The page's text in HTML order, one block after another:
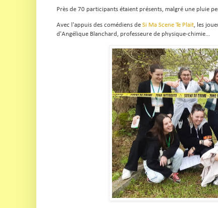
Près de 70 participants étaient présents, malgré une pluie
Avec l'appuis des comédiens de Si Ma Scene Te Plait, les
d'Angélique Blanchard, professeure de physique-chimie...